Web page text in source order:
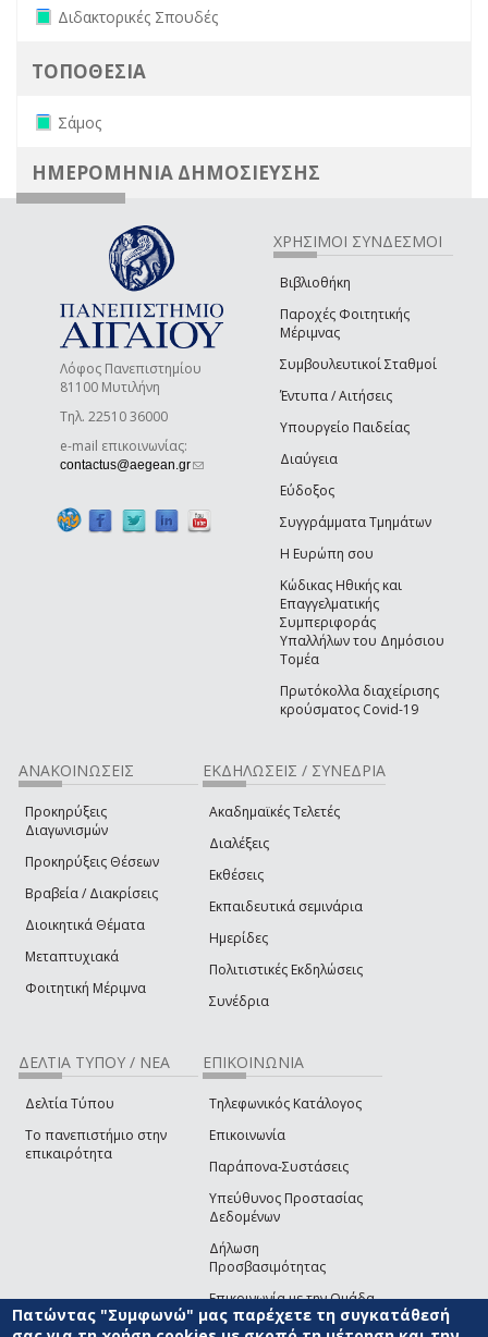
Remove Διδακτορικές Σπουδές filter
Διδακτορικές Σπουδές
ΤΟΠΟΘΕΣΙΑ
Remove Σάμος filter
Σάμος
ΗΜΕΡΟΜΗΝΙΑ ΔΗΜΟΣΙΕΥΣΗΣ
Λόφος Πανεπιστημίου
81100 Μυτιλήνη
Τηλ. 22510 36000
e-mail επικοινωνίας:
contactus@aegean.gr(link sends e-mail)
ΧΡΗΣΙΜΟΙ ΣΥΝΔΕΣΜΟΙ
Βιβλιοθήκη
Παροχές Φοιτητικής
Μέριμνας
Συμβουλευτικοί Σταθμοί
Έντυπα / Αιτήσεις
Υπουργείο Παιδείας
Διαύγεια
Εύδοξος
Συγγράμματα Τμημάτων
Η Ευρώπη σου
Κώδικας Ηθικής και
Επαγγελματικής
Συμπεριφοράς
Υπαλλήλων του Δημόσιου
Τομέα
Πρωτόκολλα διαχείρισης
κρούσματος Covid-19
ΑΝΑΚΟΙΝΩΣΕΙΣ
Προκηρύξεις
Διαγωνισμών
Προκηρύξεις Θέσεων
Βραβεία / Διακρίσεις
Διοικητικά Θέματα
Μεταπτυχιακά
Φοιτητική Μέριμνα
ΕΚΔΗΛΩΣΕΙΣ / ΣΥΝΕΔΡΙΑ
Ακαδημαϊκές Τελετές
Διαλέξεις
Εκθέσεις
Εκπαιδευτικά σεμινάρια
Ημερίδες
Πολιτιστικές Εκδηλώσεις
Συνέδρια
ΔΕΛΤΙΑ ΤΥΠΟΥ / ΝΕΑ
Δελτία Τύπου
Το πανεπιστήμιο στην
επικαιρότητα
ΕΠΙΚΟΙΝΩΝΙΑ
Τηλεφωνικός Κατάλογος
Επικοινωνία
Παράπονα-Συστάσεις
Υπεύθυνος Προστασίας
Δεδομένων
Δήλωση
Προσβασιμότητας
Επικοινωνία με την Ομάδα
Ανάπτυξης του site(link sends e-mail)
Πατώντας "Συμφωνώ" μας παρέχετε τη συγκατάθεσή